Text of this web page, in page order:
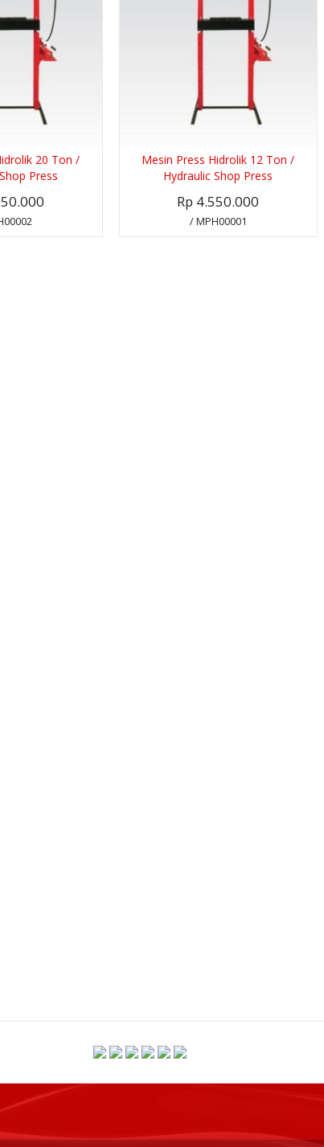
20 Ton /
Press
Mesin Press Hidrolik 12 Ton /
Hydraulic Shop Press
Rp 4.550.000
/ MPH00001